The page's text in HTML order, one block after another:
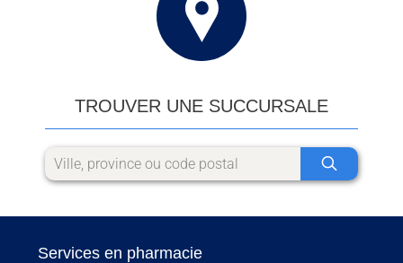
TROUVER UNE SUCCURSALE
Services en pharmacie